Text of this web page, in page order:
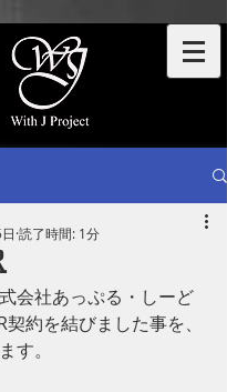
読了時間: 1分
会社あっぷる・しーど
契約を結びました事を、
す。